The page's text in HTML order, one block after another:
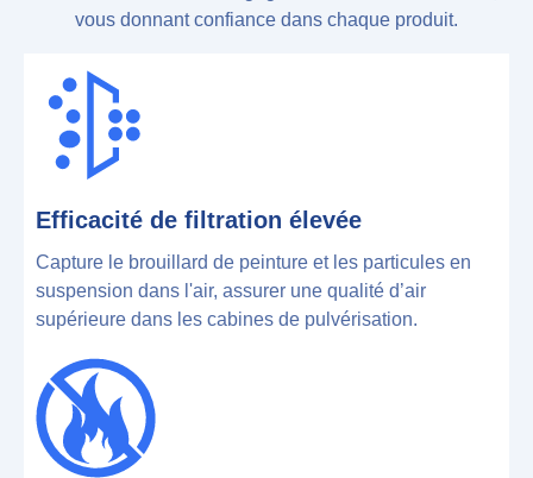
vous donnant confiance dans chaque produit.
Efficacité de filtration élevée
Capture le brouillard de peinture et les particules en
suspension dans l'air, assurer une qualité d’air
supérieure dans les cabines de pulvérisation.